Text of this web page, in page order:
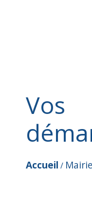
Vos
Accueil / Mairie